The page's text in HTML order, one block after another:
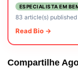
ESPECIALISTA EM
83 article(s) published
Read Bio →
Compartilhe